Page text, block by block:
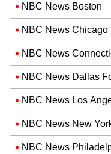
NBC News Boston
NBC News Chicago
NBC News
NBC News Dallas
NBC News Los
NBC News New
NBC News